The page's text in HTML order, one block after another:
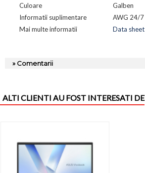
Culoare
Galben
Informatii suplimentare
AWG 24/7
Mai multe informatii
Data sheet
» Comentarii
ALTI CLIENTI AU FOST INTERESATI DE